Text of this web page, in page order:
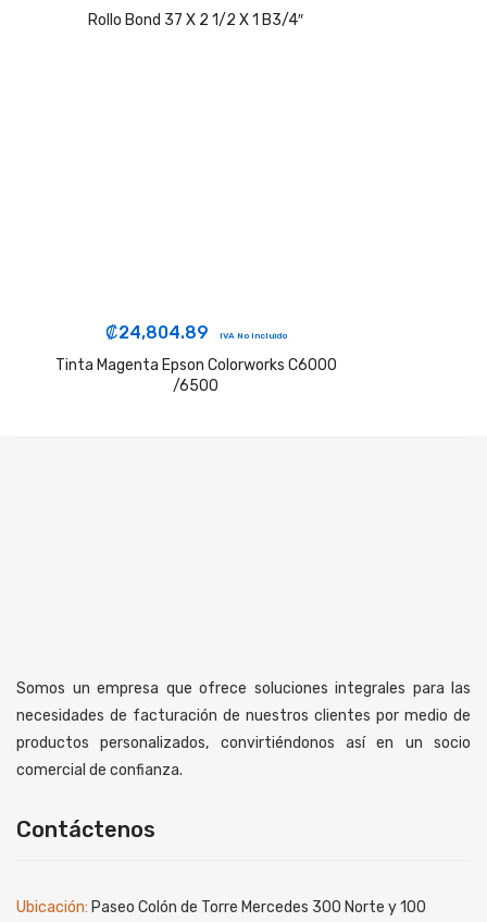
Rollo Bond 37 X 2 1/2 X 1 B3/4″
₡24,804.89 IVA No Incluido
Tinta Magenta Epson Colorworks C6000
/6500
Somos un empresa que ofrece soluciones integrales para las
necesidades de facturación de nuestros clientes por medio de
productos personalizados, convirtiéndonos así en un socio
comercial de confianza.
Contáctenos
Ubicación: Paseo Colón de Torre Mercedes 300 Norte y 100